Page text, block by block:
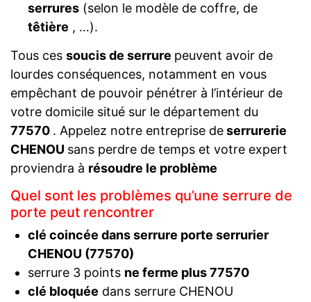
serrures(selon le modèle de coffre, de
têtière , …).
Tous ces soucis de serrure peuvent avoir de
lourdes conséquences, notamment en vous
empêchant de pouvoir pénétrer à l’intérieur de
votre domicile situé sur le département du
77570 . Appelez notre entreprise deserrurerie
CHENOU sans perdre de temps et votre expert
proviendra à résoudre le problème
Quel sont les problèmes qu’une serrure de
porte peut rencontrer
clé coincée dans serrure porte serrurier
CHENOU (77570)
serrure 3 points ne ferme plus 77570
clé bloquée dans serrure CHENOU